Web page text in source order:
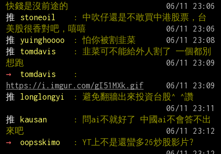
快錢是沒前途的
推
stoneoil
: 中吹仔還是不敢買中港股票，台
美股很香對吧，嘻嘻
推
yuinghoooo : 怕你被割韭菜
推
tomdavis
: 韭菜可不能給外人割了 一個都別
想跑
→
tomdavis
https://i.imgur.com/gI51MXk.gif
推
longlongyi
: 避免翻牆出來投資台股^ ^讚
推
kausan
: 問ai不就好了 中國ai不會答不出
來吧
→
oopsskimo
: YT上不是還蠻多26炒股影片?